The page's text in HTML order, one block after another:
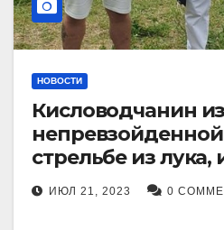
НОВОСТИ
Кисловодчанин
стрельбе из лука,
прославили его в
Ставропольском
ИЮЛ 21, 2023 0